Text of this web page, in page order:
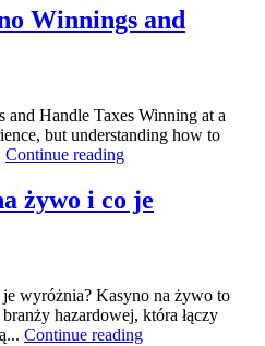
Winnings and
Handle Taxes Winning at a
but understanding how to
Continue reading
żywo i co je
wyróżnia? Kasyno na żywo to
hazardowej, która łączy
Continue reading